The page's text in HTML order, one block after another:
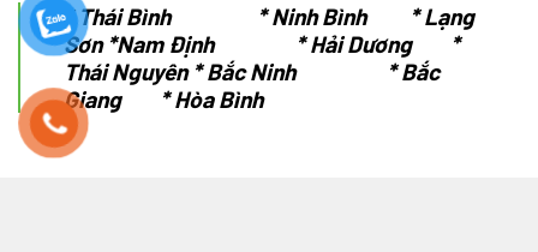
*Thái Bình * Ninh Bình * Lạng
Sơn *Nam Định * Hải Dương *
Thái Nguyên * Bắc Ninh * Bắc
Giang * Hòa Bình